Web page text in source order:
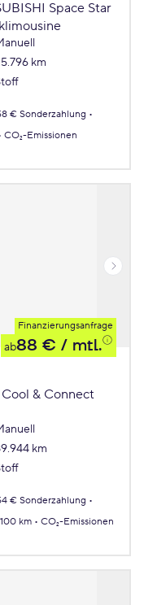
Space Star
km
€ Sonderzahlung
CO₂-Emissionen
Finanzierungsanfrage
ab88 € / mtl.
Cool & Connect
km
€ Sonderzahlung
km
CO₂-Emissionen